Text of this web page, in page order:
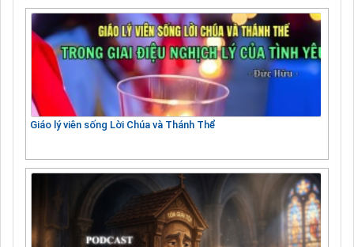
Giáo lý viên sống Lời Chúa và Thánh Thể